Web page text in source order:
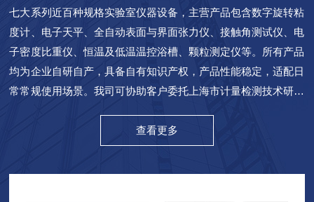
七大系列近百种规格实验室仪器设备，主营产品包含数字旋转粘
度计、电子天平、全自动表面与界面张力仪、接触角测试仪、电
子密度比重仪、恒温及低温温控浴槽、颗粒测定仪等。所有产品
均为企业自研自产，具备自有知识产权，产品性能稳定，适配日
常常规使用场景。我司可协助客户委托上海市计量检测技术研究
务。公司产品适用于各大院校、医疗单位、工矿企业的研发实
验、质量检测等工作场景，可完成粘度、温度、表面张力、颗粒
查看更多